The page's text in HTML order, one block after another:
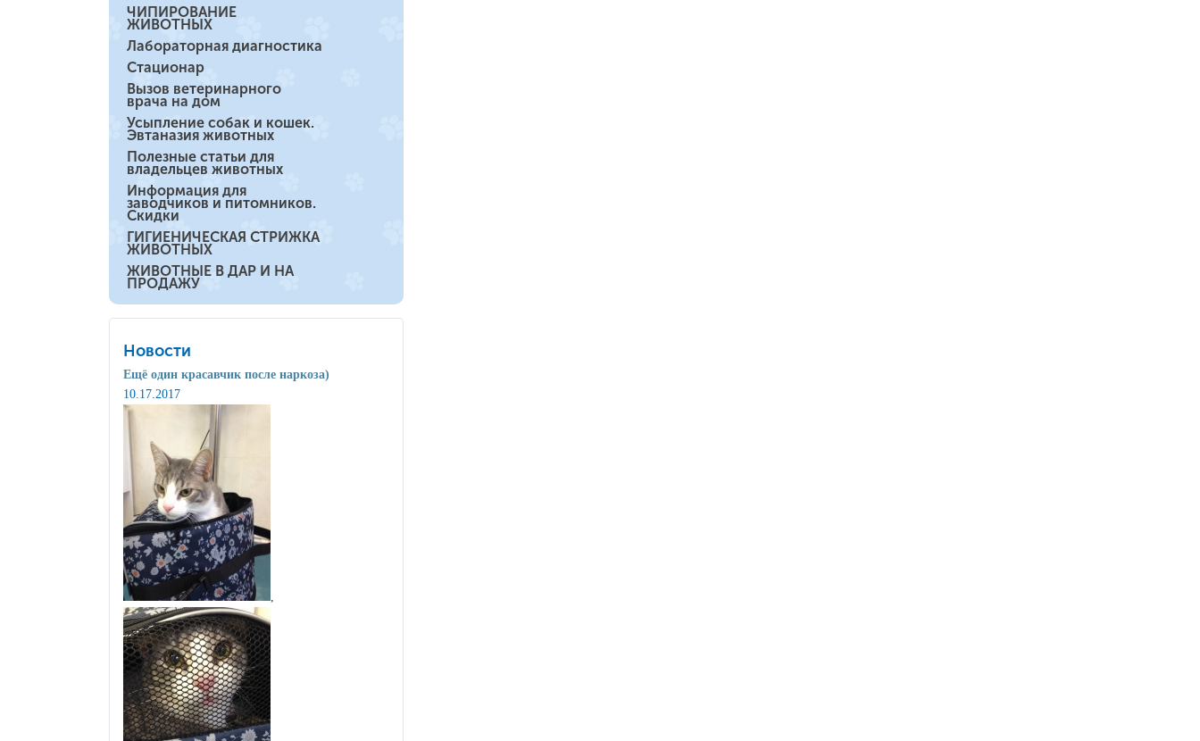
ЧИПИРОВАНИЕ
ЖИВОТНЫХ
Лабораторная диагностика
Стационар
Вызов ветеринарного
врача на дом
Усыпление собак и кошек.
Эвтаназия животных
Полезные статьи для
владельцев животных
Информация для
заводчиков и питомников.
Скидки
ГИГИЕНИЧЕСКАЯ СТРИЖКА
ЖИВОТНЫХ
ЖИВОТНЫЕ В ДАР И НА
ПРОДАЖУ
Новости
Ещё один красавчик после наркоза)
10.17.2017